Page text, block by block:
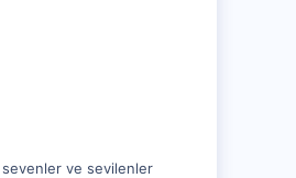
sevenler ve sevilenler